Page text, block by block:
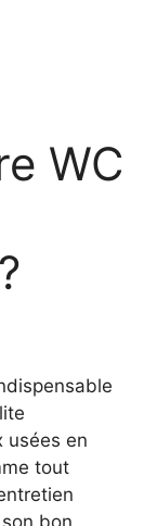
WC
usées en
tout